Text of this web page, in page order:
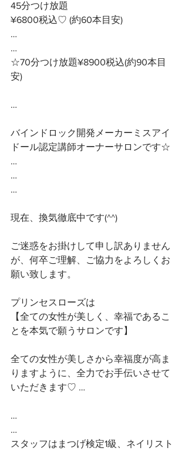
45分つけ放題
¥6800税込♡ (約60本目安)
…
…
☆70分つけ放題¥8900税込(約90本目
安)
…
バインドロック開発メーカーミスアイ
ドール認定講師オーナーサロンです☆
…
…
…
現在、換気徹底中です(^^)
ご迷惑をお掛けして申し訳ありません
が、何卒ご理解、ご協力をよろしくお
願い致します。
プリンセスローズは
【全ての女性が美しく、幸福であるこ
とを本気で願うサロンです】
全ての女性が美しさから幸福度が高ま
りますように、全力でお手伝いさせて
いただきます♡ …
…
…
スタッフはまつげ検定1級、ネイリスト